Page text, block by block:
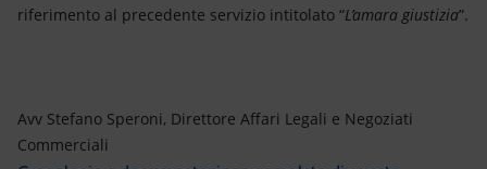
riferimento al precedente servizio intitolato “L’amara giustizia”.
Avv Stefano Speroni, Direttore Affari Legali e Negoziati
Commerciali